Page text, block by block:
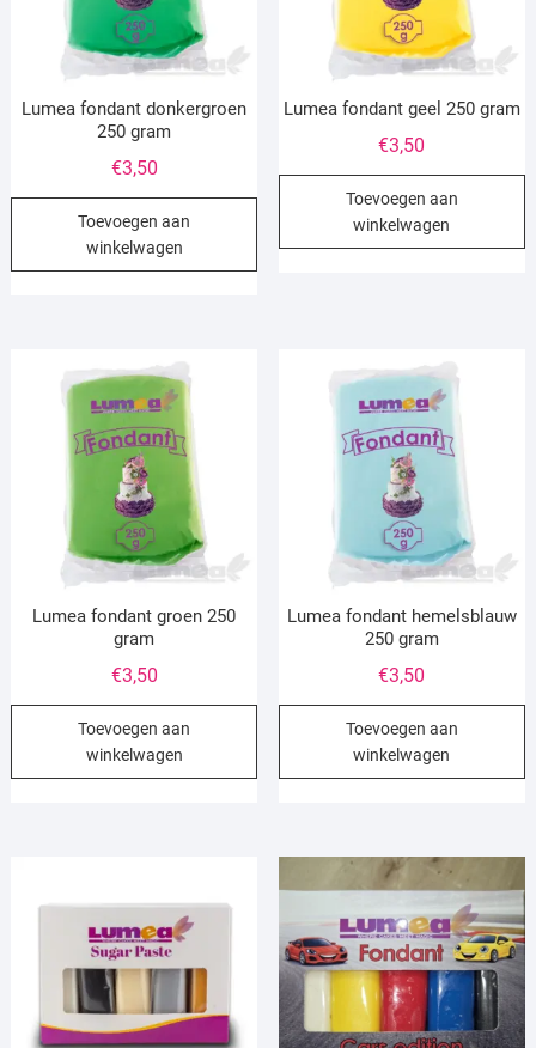
Lumea fondant donkergroen
250 gram
€3,50
Toevoegen aan
winkelwagen
Lumea fondant geel 250 gram
€3,50
Toevoegen aan
winkelwagen
Lumea fondant groen 250
gram
€3,50
Toevoegen aan
winkelwagen
Lumea fondant hemelsblauw
250 gram
€3,50
Toevoegen aan
winkelwagen